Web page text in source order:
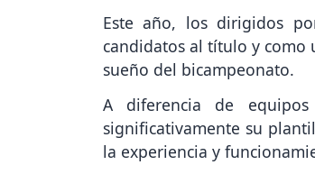
Este año, los dirigidos
candidatos al título y como
sueño del bicampeonato.
A diferencia de
significativamente su
la experiencia y